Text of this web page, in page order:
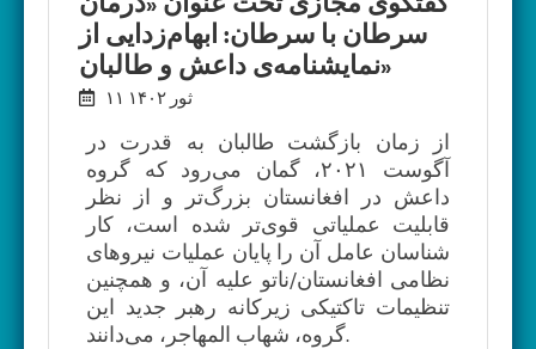
سرطان با سرطان: ابهام‌زدایی از
نمایشنامه‌ی داعش و طالبان»
۱۱ ثور ۱۴۰۲
از زمان بازگشت طالبان به قدرت در
آگوست ۲۰۲۱، گمان می‌رود که گروه
داعش در افغانستان بزرگ‌تر و از نظر
قابلیت عملیاتی قوی‌تر شده است، کار
شناسان عامل آن را پایان عملیات نیروها‌ی
نظامی افغانستان/ناتو عليه آن، و همچنين
تنظیمات تاکتیکی زیرکانه رهبر جدید این
گروه، شهاب المهاجر، می‌دانند.